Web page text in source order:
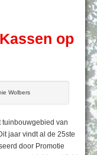
op
Wolbers
tuinbouwgebied van
jaar vindt al de 25ste
door Promotie